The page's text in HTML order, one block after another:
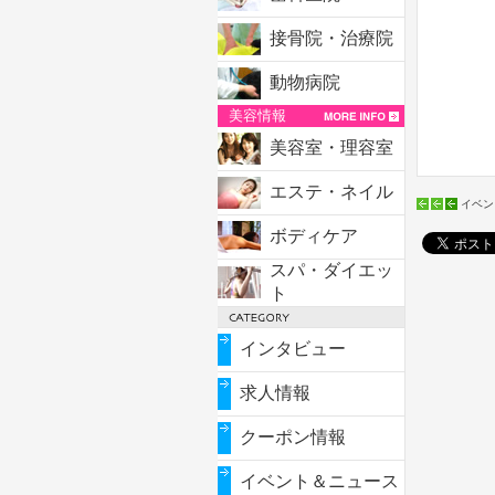
接骨院・治療院
動物病院
美容情報
美容室・理容室
エステ・ネイル
ボディケア
スパ・ダイエッ
ト
インタビュー
求人情報
クーポン情報
イベント＆ニュース
イベ